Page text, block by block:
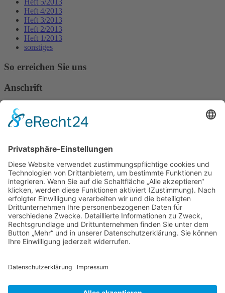
Heft 5/2013
Heft 4/2013
Heft 3/2013
Heft 2/2013
Heft 1/2013
sonstiges
So erreichen Sie uns
Anschrift
Verband Deutscher Tierheilpraktiker e.V.
Verbandsverwaltung
Am Rosenbraken 12
E-Mail
Diese E-Mail-Adresse ist vor Spambots geschützt! Zur Anzeige
muss JavaScript eingeschaltet sein!
Diese E-Mail-Adresse ist vor Spambots geschützt! Zur Anzeige
muss JavaScript eingeschaltet sein!
Telefon Service-Team
Tel: 0261-1349 5200
Tel: 0172-546 19 20